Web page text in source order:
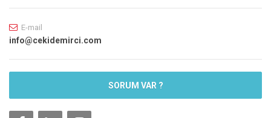
E-mail
info@cekidemirci.com
SORUM VAR ?